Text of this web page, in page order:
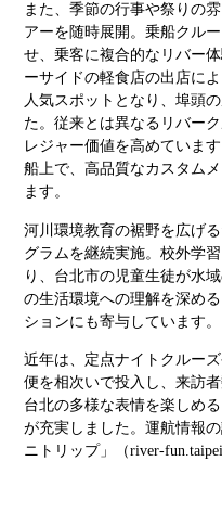
また、季節の行事や祭りの
アーを随時展開。乗船クル
せ、乗客に複合的なリバー
ーサイドの軽食店の出店に
人気スポットとなり、埠頭
た。従来とは異なるリバー
レジャー価値を高めていま
船上で、高品質なカスタム
ます。
河川環境教育の裾野を広げ
グラムを継続実施。校外学
り、台北市の児童生徒が水
の生活環境への理解を深め
ションにも寄与しています。
近年は、定点ナイトクルー
便を相次いで投入し、来訪
台北の多様な表情を楽しめ
が充実しました。運航情報
ニトリップ」（river-